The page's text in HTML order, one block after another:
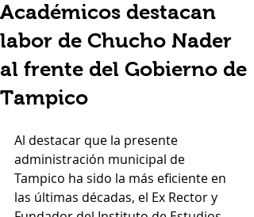
Académicos destacan
labor de Chucho Nader
al frente del Gobierno de
Tampico
Al destacar que la presente
administración municipal de
Tampico ha sido la más eficiente en
las últimas décadas, el Ex Rector y